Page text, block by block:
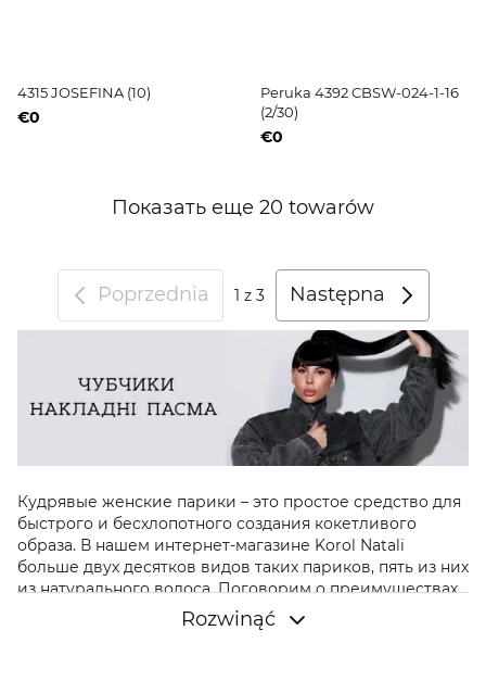
4315 JOSEFINA (10)
€0
Peruka 4392 CBSW-024-1-16
(2/30)
€0
Показать еще 20 towarów
Poprzednia 1 z 3 Następna
Кудрявые женские парики – это простое средство для
быстрого и бесхлопотного создания кокетливого
образа. В нашем интернет-магазине Korol Natali
больше двух десятков видов таких париков, пять из них
из натурального волоса. Поговорим о преимуществах
моделей из натуральных волос.
Rozwinąć